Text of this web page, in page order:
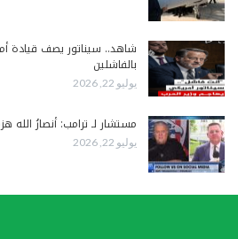
شاهد.. سيناتور يصف قيادة
بالفاشلين
يوليو 22, 2026
مستشار لـ ترامب: أنصارُ
يوليو 22, 2026